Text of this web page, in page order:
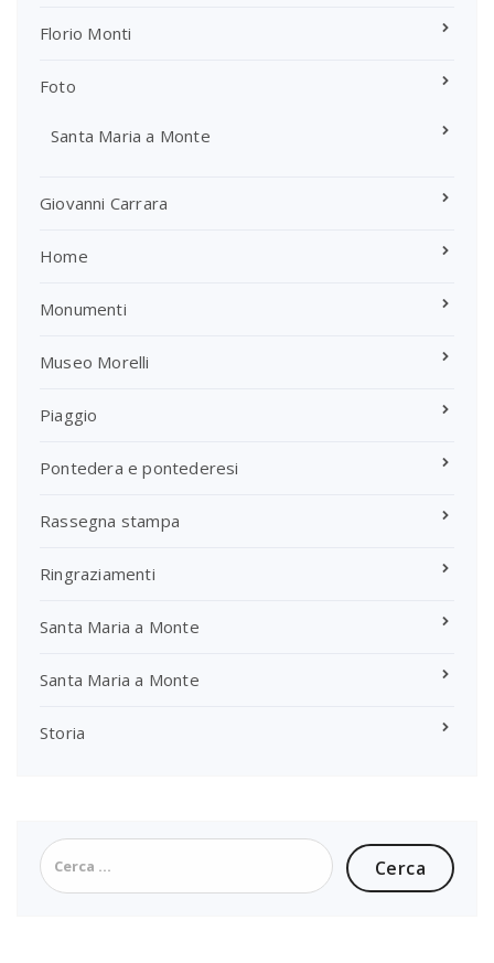
Florio Monti
Foto
Santa Maria a Monte
Giovanni Carrara
Home
Monumenti
Museo Morelli
Piaggio
Pontedera e pontederesi
Rassegna stampa
Ringraziamenti
Santa Maria a Monte
Santa Maria a Monte
Storia
Ricerca
per: